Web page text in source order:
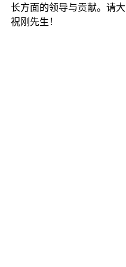
长方面的领导与贡献。请
祝刚先生！